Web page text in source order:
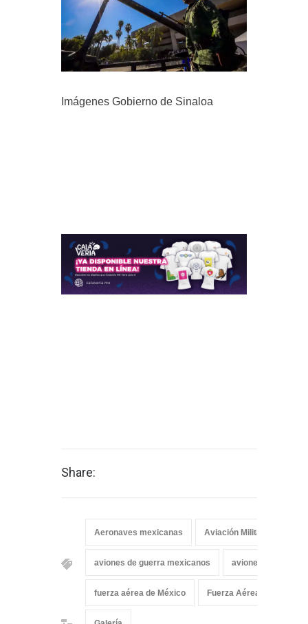
Imágenes Gobierno de Sinaloa
Share:
Aeronaves mexicanas Aviación Militar Mexicana
aviones de guerra mexicanos aviones mexicanos
fuerza aérea de México Fuerza Aérea Mexicana